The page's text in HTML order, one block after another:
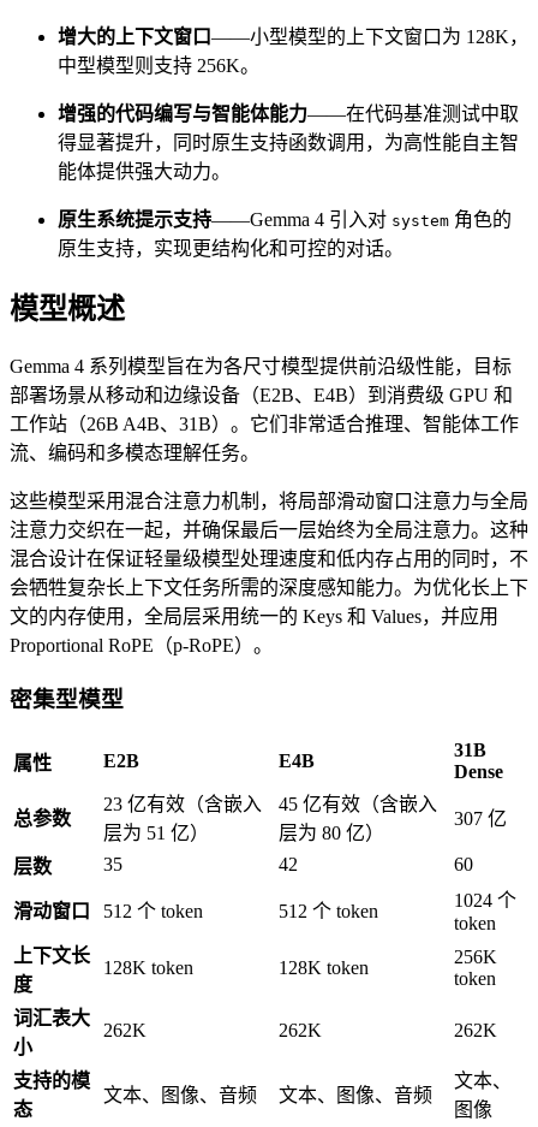
增大的上下文窗口——小型模型的上下文窗口为 128K，
中型模型则支持 256K。
增强的代码编写与智能体能力——在代码基准测试中取
得显著提升，同时原生支持函数调用，为高性能自主智
能体提供强大动力。
原生系统提示支持——Gemma 4 引入对 system 角色的
原生支持，实现更结构化和可控的对话。
模型概述
Gemma 4 系列模型旨在为各尺寸模型提供前沿级性能，目标
部署场景从移动和边缘设备（E2B、E4B）到消费级 GPU 和
工作站（26B A4B、31B）。它们非常适合推理、智能体工作
流、编码和多模态理解任务。
这些模型采用混合注意力机制，将局部滑动窗口注意力与全局
注意力交织在一起，并确保最后一层始终为全局注意力。这种
混合设计在保证轻量级模型处理速度和低内存占用的同时，不
会牺牲复杂长上下文任务所需的深度感知能力。为优化长上下
文的内存使用，全局层采用统一的 Keys 和 Values，并应用
Proportional RoPE（p-RoPE）。
密集型模型
属性 E2B E4B
31B
Dense
总参数
23 亿有效（含嵌入
层为 51 亿）
45 亿有效（含嵌入
层为 80 亿）
307 亿
层数 35 42 60
滑动窗口 512 个 token 512 个 token
1024 个
token
上下文长
度
128K token 128K token
256K
token
词汇表大
小
262K 262K 262K
支持的模
态
文本、图像、音频 文本、图像、音频
文本、
图像